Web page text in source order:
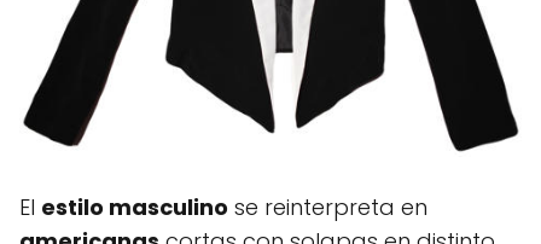
El estilo masculino se reinterpreta en